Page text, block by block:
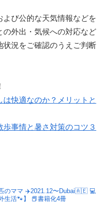
び公的な天気情報などを
外出・気候への対応など
状況をご確認のうえご判断
は快適なのか？メリットと
歩事情と暑さ対策のコツ３
のママ ✈️2021.12〜Dubai🇦🇪 💻
生活🐾】
📕書籍化4冊